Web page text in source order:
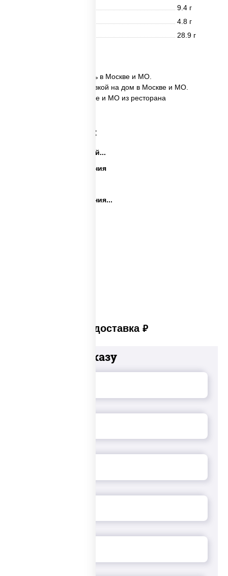
9.4 г
4.8 г
28.9 г
✅ Лосось хот дог заказать в Москве и МО.
✅ Лосось хот дог с доставкой на дом в Москве и МО.
✅ Лосось хот дог в Москве и МО из ресторана
Категории товара:
Закуски на праздничный...
Закуски на день рождения
Закуски на день рождения...
Платная доставка руб
Добавьте к заказу